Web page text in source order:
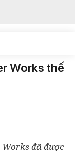
Works thế
Works đã được